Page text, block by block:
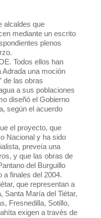
alcaldes que
mediante un escrito
plenos
Todos ellos han
una moción
de las obras
a sus poblaciones
diseñó el Gobierno
según el acuerdo
el proyecto, que
Nacional y ha sido
preveía una
y que las obras de
del Burguillo
a finales del 2004.
que representan a
Santa María del Tiétar,
Fresnedilla, Sotillo,
exigen a través de